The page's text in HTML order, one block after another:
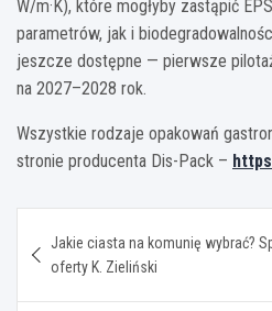
W/m·K), które mogłyby zastąpić
parametrów, jak i
jeszcze dostępne — pierwsze
na 2027–2028 rok.
Wszystkie rodzaje opakowań
stronie producenta Dis-Pack –
wpisu
Jakie ciasta na komunię wybrać?
oferty K. Zieliński